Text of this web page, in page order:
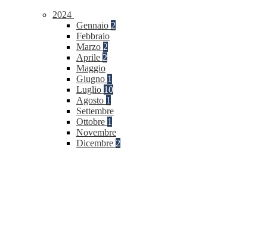
2024
Gennaio 2
Febbraio
Marzo 2
Aprile 2
Maggio
Giugno 1
Luglio 10
Agosto 1
Settembre
Ottobre 1
Novembre
Dicembre 2